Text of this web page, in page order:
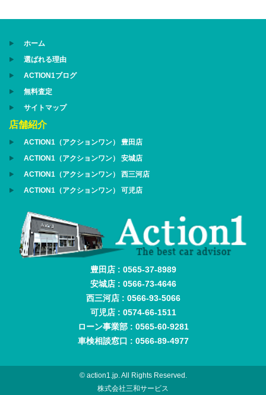
ホーム
選ばれる理由
ACTION1ブログ
無料査定
サイトマップ
店舗紹介
ACTION1（アクションワン） 豊田店
ACTION1（アクションワン） 安城店
ACTION1（アクションワン） 西三河店
ACTION1（アクションワン） 可児店
豊田店 : 0565-37-8989
安城店 : 0566-73-4646
西三河店 : 0566-93-5066
可児店 : 0574-66-1511
ローン事業部 : 0565-60-9281
車検相談窓口 : 0566-89-4977
© action1.jp. All Rights Reserved.
株式会社三和サービス